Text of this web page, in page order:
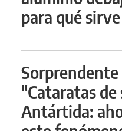
para qué
"Cataratas de
Antártida: